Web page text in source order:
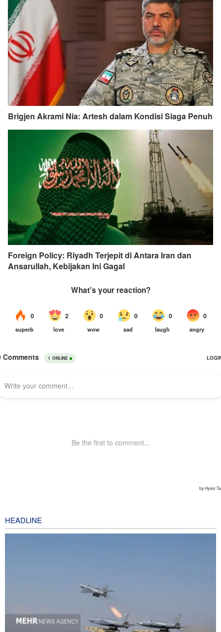
Brigjen Akrami Nia: Artesh dalam Kondisi Siaga Penuh
Foreign Policy: Riyadh Terjepit di Antara Iran dan
Ansarullah, Kebijakan Ini Gagal
HEADLINE